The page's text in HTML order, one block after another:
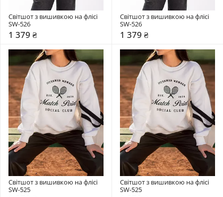
Світшот з вишивкою на флісі
SW-526
1 379 ₴
Світшот з вишивкою на флісі
SW-526
1 379 ₴
Світшот з вишивкою на флісі
SW-525
Світшот з вишивкою на флісі
SW-525